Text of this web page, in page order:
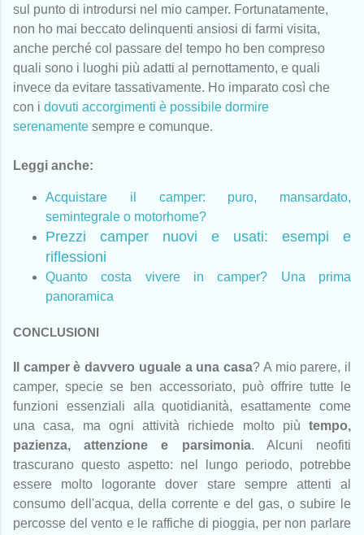
sul punto di introdursi nel mio camper. Fortunatamente,
non ho mai beccato delinquenti ansiosi di farmi visita,
anche perché col passare del tempo ho ben compreso
quali sono i luoghi più adatti al pernottamento, e quali
invece da evitare tassativamente. Ho imparato così che
con i dovuti accorgimenti è possibile dormire
serenamente sempre e comunque.
Leggi anche:
Acquistare il camper: puro, mansardato,
semintegrale o motorhome?
Prezzi camper nuovi e usati: esempi e
riflessioni
Quanto costa vivere in camper? Una prima
panoramica
CONCLUSIONI
Il camper è davvero uguale a una casa? A mio parere, il
camper, specie se ben accessoriato, può offrire tutte le
funzioni essenziali alla quotidianità, esattamente come
una casa, ma ogni attività richiede molto più tempo,
pazienza, attenzione e parsimonia. Alcuni neofiti
trascurano questo aspetto: nel lungo periodo, potrebbe
essere molto logorante dover stare sempre attenti al
consumo dell'acqua, della corrente e del gas, o subire le
percosse del vento e le raffiche di pioggia, per non parlare